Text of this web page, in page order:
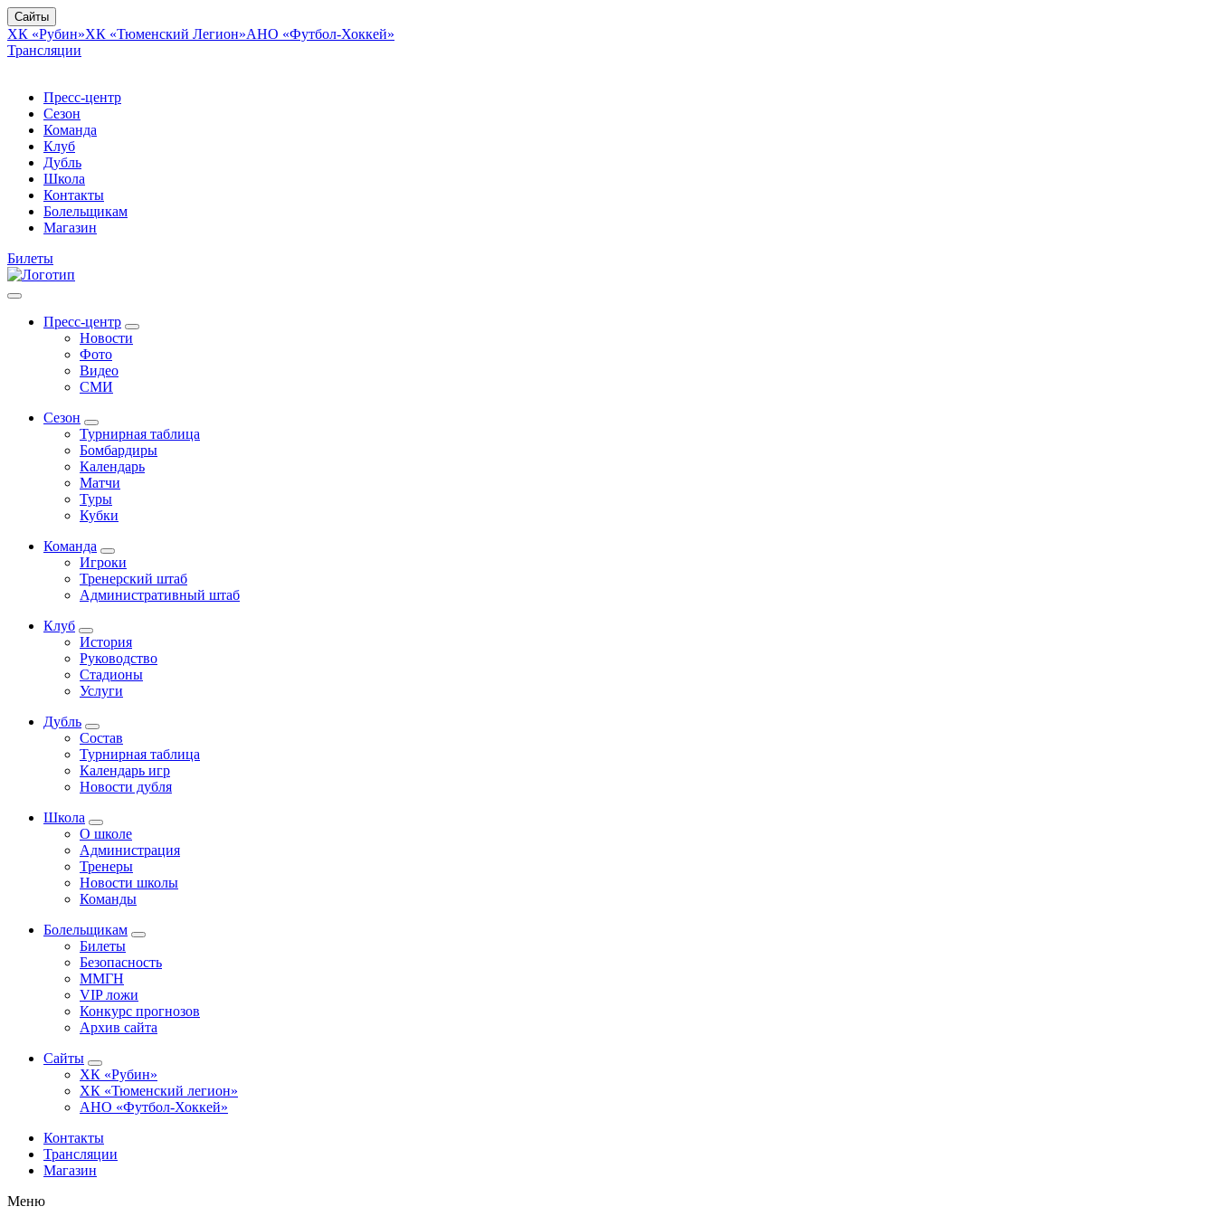
Сайты
ХК «Рубин»ХК «Тюменский Легион»АНО «Футбол-Хоккей»
Трансляции
Пресс-центр
Сезон
Команда
Клуб
Дубль
Школа
Контакты
Болельщикам
Магазин
Билеты
Пресс-центр
Новости
Фото
Видео
СМИ
Сезон
Турнирная таблица
Бомбардиры
Календарь
Матчи
Туры
Кубки
Команда
Игроки
Тренерский штаб
Административный штаб
Клуб
История
Руководство
Стадионы
Услуги
Дубль
Состав
Турнирная таблица
Календарь игр
Новости дубля
Школа
О школе
Администрация
Тренеры
Новости школы
Команды
Болельщикам
Билеты
Безопасность
ММГН
VIP ложи
Конкурс прогнозов
Архив сайта
Сайты
ХК «Рубин»
ХК «Тюменский легион»
АНО «Футбол-Хоккей»
Контакты
Трансляции
Магазин
Меню